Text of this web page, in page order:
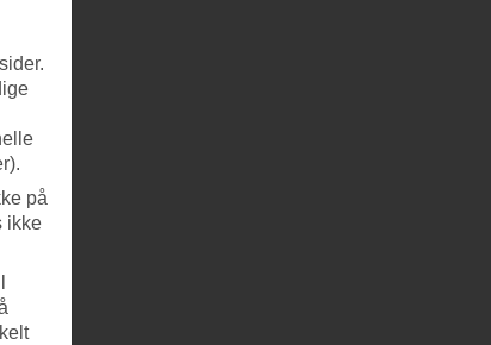
på
ikke